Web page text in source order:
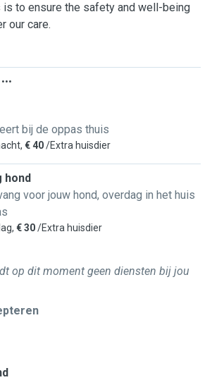
is to ensure the safety and well-being
our care.
bij de oppas thuis
€ 40/Extra huisdier
hond
voor jouw hond, overdag in het huis
€ 30/Extra huisdier
op dit moment geen diensten bij jou